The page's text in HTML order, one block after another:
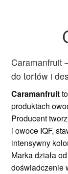
Caramanfruit
do tortów i
Caramanfruit
produktach
Producent
i owoce IQF,
intensywny
Marka działa
doświadczenie